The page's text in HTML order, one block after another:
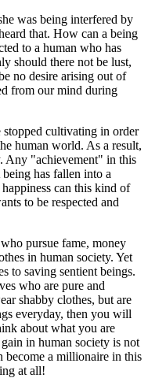
was being interfered by
that. How can a being
to a human who has
should there not be lust,
no desire arising out of
from our mind during
stopped cultivating in order
human world. As a result,
Any "achievement" in this
has fallen into a
can this kind of
to be respected and
pursue fame, money
in human society. Yet
to saving sentient beings.
who are pure and
shabby clothes, but are
everyday, then you will
about what you are
in human society is not
become a millionaire in this
at all!